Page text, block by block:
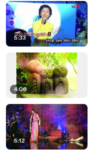
5:33
4:06
5:12